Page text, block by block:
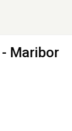
Maribor